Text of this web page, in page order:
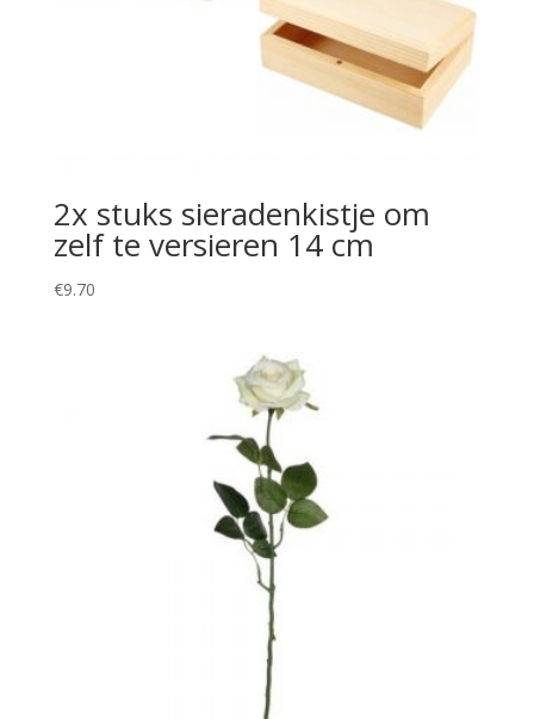
2x stuks sieradenkistje om
zelf te versieren 14 cm
€9.70